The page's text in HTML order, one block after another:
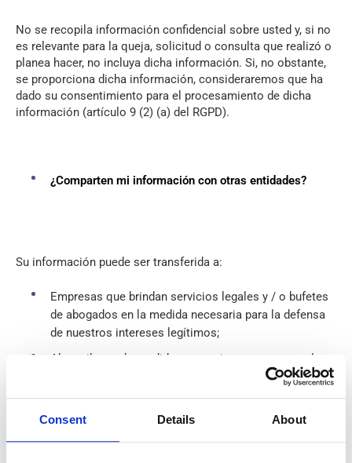
Consent Details About
No se recopila información confidencial sobre usted y, si no
es relevante para la queja, solicitud o consulta que realizó o
planea hacer, no incluya dicha información. Si, no obstante,
se proporciona dicha información, consideraremos que ha
dado su consentimiento para el procesamiento de dicha
información (artículo 9 (2) (a) del RGPD).
¿Comparten mi información con otras entidades?
Su información puede ser transferida a:
Empresas que brindan servicios legales y / o bufetes
de abogados en la medida necesaria para la defensa
de nuestros intereses legítimos;
Alguaciles en la medida necesaria para recuperar las
Nuestros proveedores de servicios: proveedores de
comunicación (correo electrónico) y servicios de
depósito de datos.